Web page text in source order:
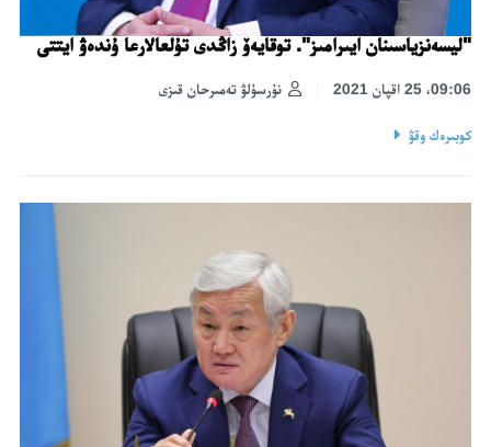
"ليسەنزياسىنان ايىرامىز". توقايەۆ زاڭدى تۇلعالارعا ۇندەۋ ايتتى
نۇرسۇلۋ تەمىرحان قىزى 09:06، 25 اقپان 2021
كوبىرەك وقۋ